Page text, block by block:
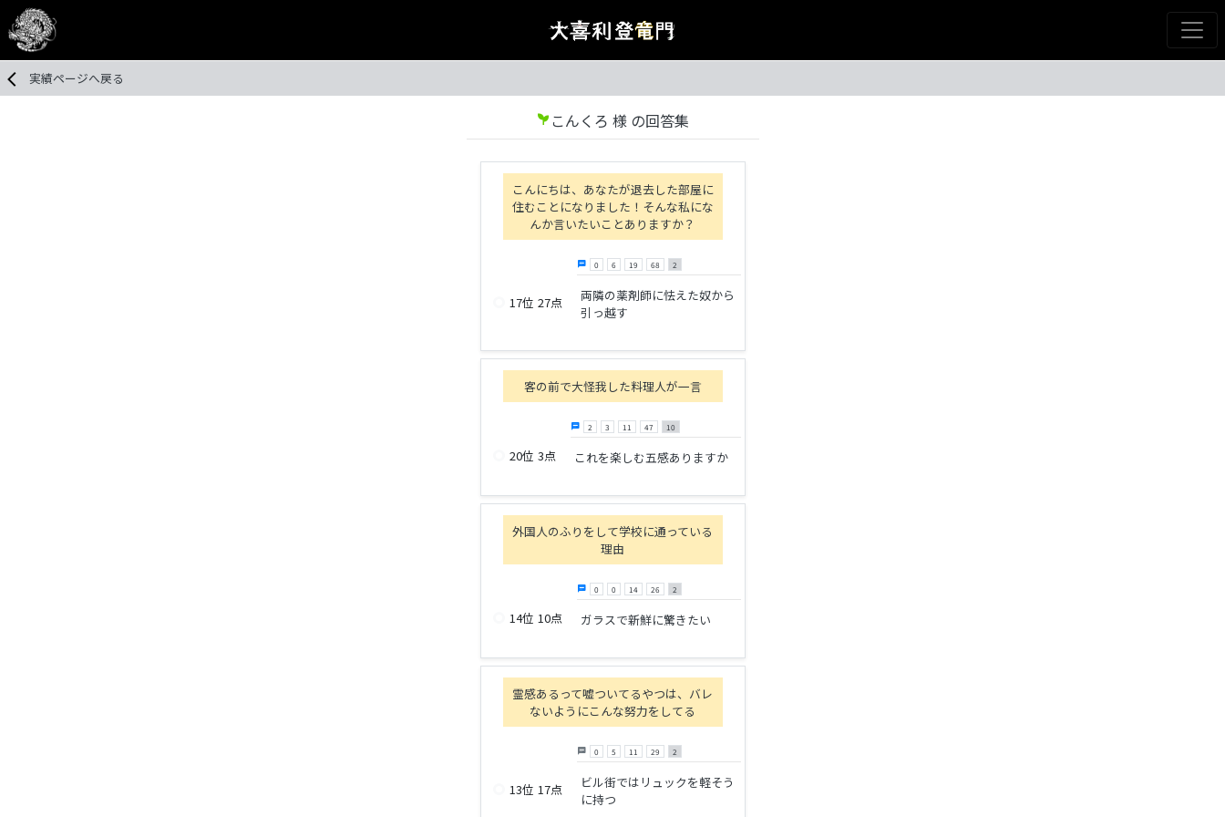
実績ページへ戻る
psychiatry こんくろ 様 の回答集
こんにちは、あなたが退去した部屋に
住むことになりました！そんな私にな
んか言いたいことありますか？
17位 27点
chat 0 6 19 68 2
両隣の薬剤師に怯えた奴から
引っ越す
客の前で大怪我した料理人が一言
20位 3点
chat 2 3 11 47 10
これを楽しむ五感ありますか
外国人のふりをして学校に通っている
理由
14位 10点
chat 0 0 14 26 2
ガラスで新鮮に驚きたい
霊感あるって嘘ついてるやつは、バレ
ないようにこんな努力をしてる
13位 17点
chat 0 5 11 29 2
ビル街ではリュックを軽そう
に持つ